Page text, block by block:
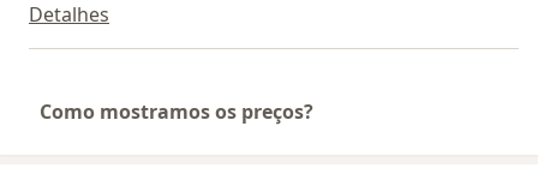
Detalhes
Como mostramos os preços?